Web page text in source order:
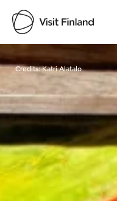
Visit
Credits:Katri Alatalo